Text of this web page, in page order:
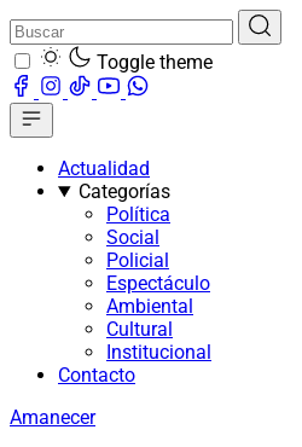
Toggle theme
Actualidad
Categorías
Política
Social
Policial
Espectáculo
Ambiental
Cultural
Institucional
Contacto
Amanecer